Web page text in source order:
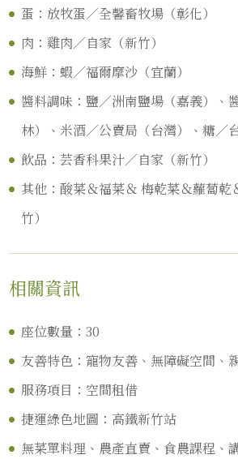
蛋：放牧蛋／全馨畜牧場（彰化）
肉：雞肉／自家（新竹）
海鮮：蝦／福爾摩沙（宜蘭）
醬料調味：鹽／洲南鹽場（嘉義）、
林）、米酒／公賣局（台灣）、糖／
飲品：芸香科果汁／自家（新竹）
其他：酸菜＆福菜＆梅乾菜＆蘿蔔乾
竹）
相關資訊
座位數量：30
友善特色：寵物友善、無障礙空間、
服務項目：空間租借
捷運綠色地圖：高鐵新竹站
無菜單料理、農產直賣、食農課程、